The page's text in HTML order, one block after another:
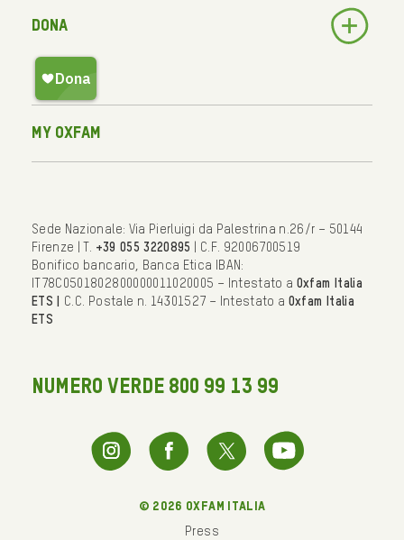
Dona
My Oxfam
Sede Nazionale: Via Pierluigi da Palestrina n.26/r – 50144
Firenze | T. +39 055 3220895
| C.F. 92006700519
Bonifico bancario, Banca Etica IBAN:
IT78C0501802800000011020005 – Intestato a Oxfam Italia
ETS | C.C. Postale n. 14301527 – Intestato a Oxfam Italia
ETS
NUMERO VERDE 800 99 13 99
© 2026 oxfam italia
Press